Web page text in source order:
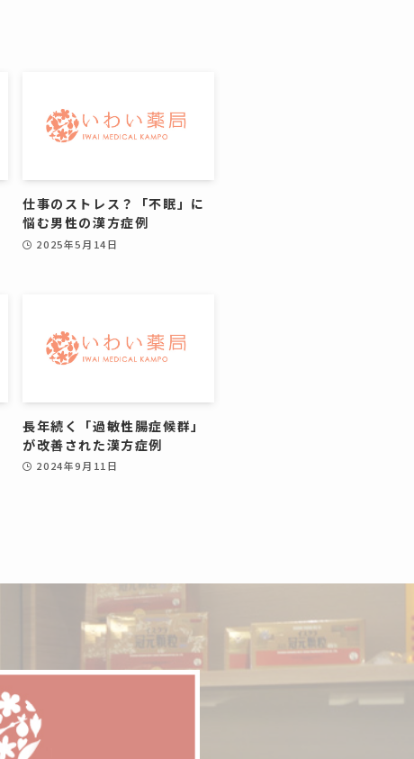
仕事のストレス？「不眠」に
悩む男性の漢方症例
2025年5月14日
長年続く「過敏性腸症候群」
が改善された漢方症例
2024年9月11日